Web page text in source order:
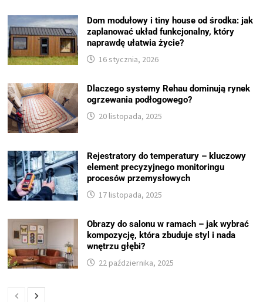
Dom modułowy i tiny house od środka: jak
zaplanować układ funkcjonalny, który
naprawdę ułatwia życie?
16 stycznia, 2026
Dlaczego systemy Rehau dominują rynek
ogrzewania podłogowego?
20 listopada, 2025
Rejestratory do temperatury – kluczowy
element precyzyjnego monitoringu
procesów przemysłowych
17 listopada, 2025
Obrazy do salonu w ramach – jak wybrać
kompozycję, która zbuduje styl i nada
wnętrzu głębi?
22 października, 2025